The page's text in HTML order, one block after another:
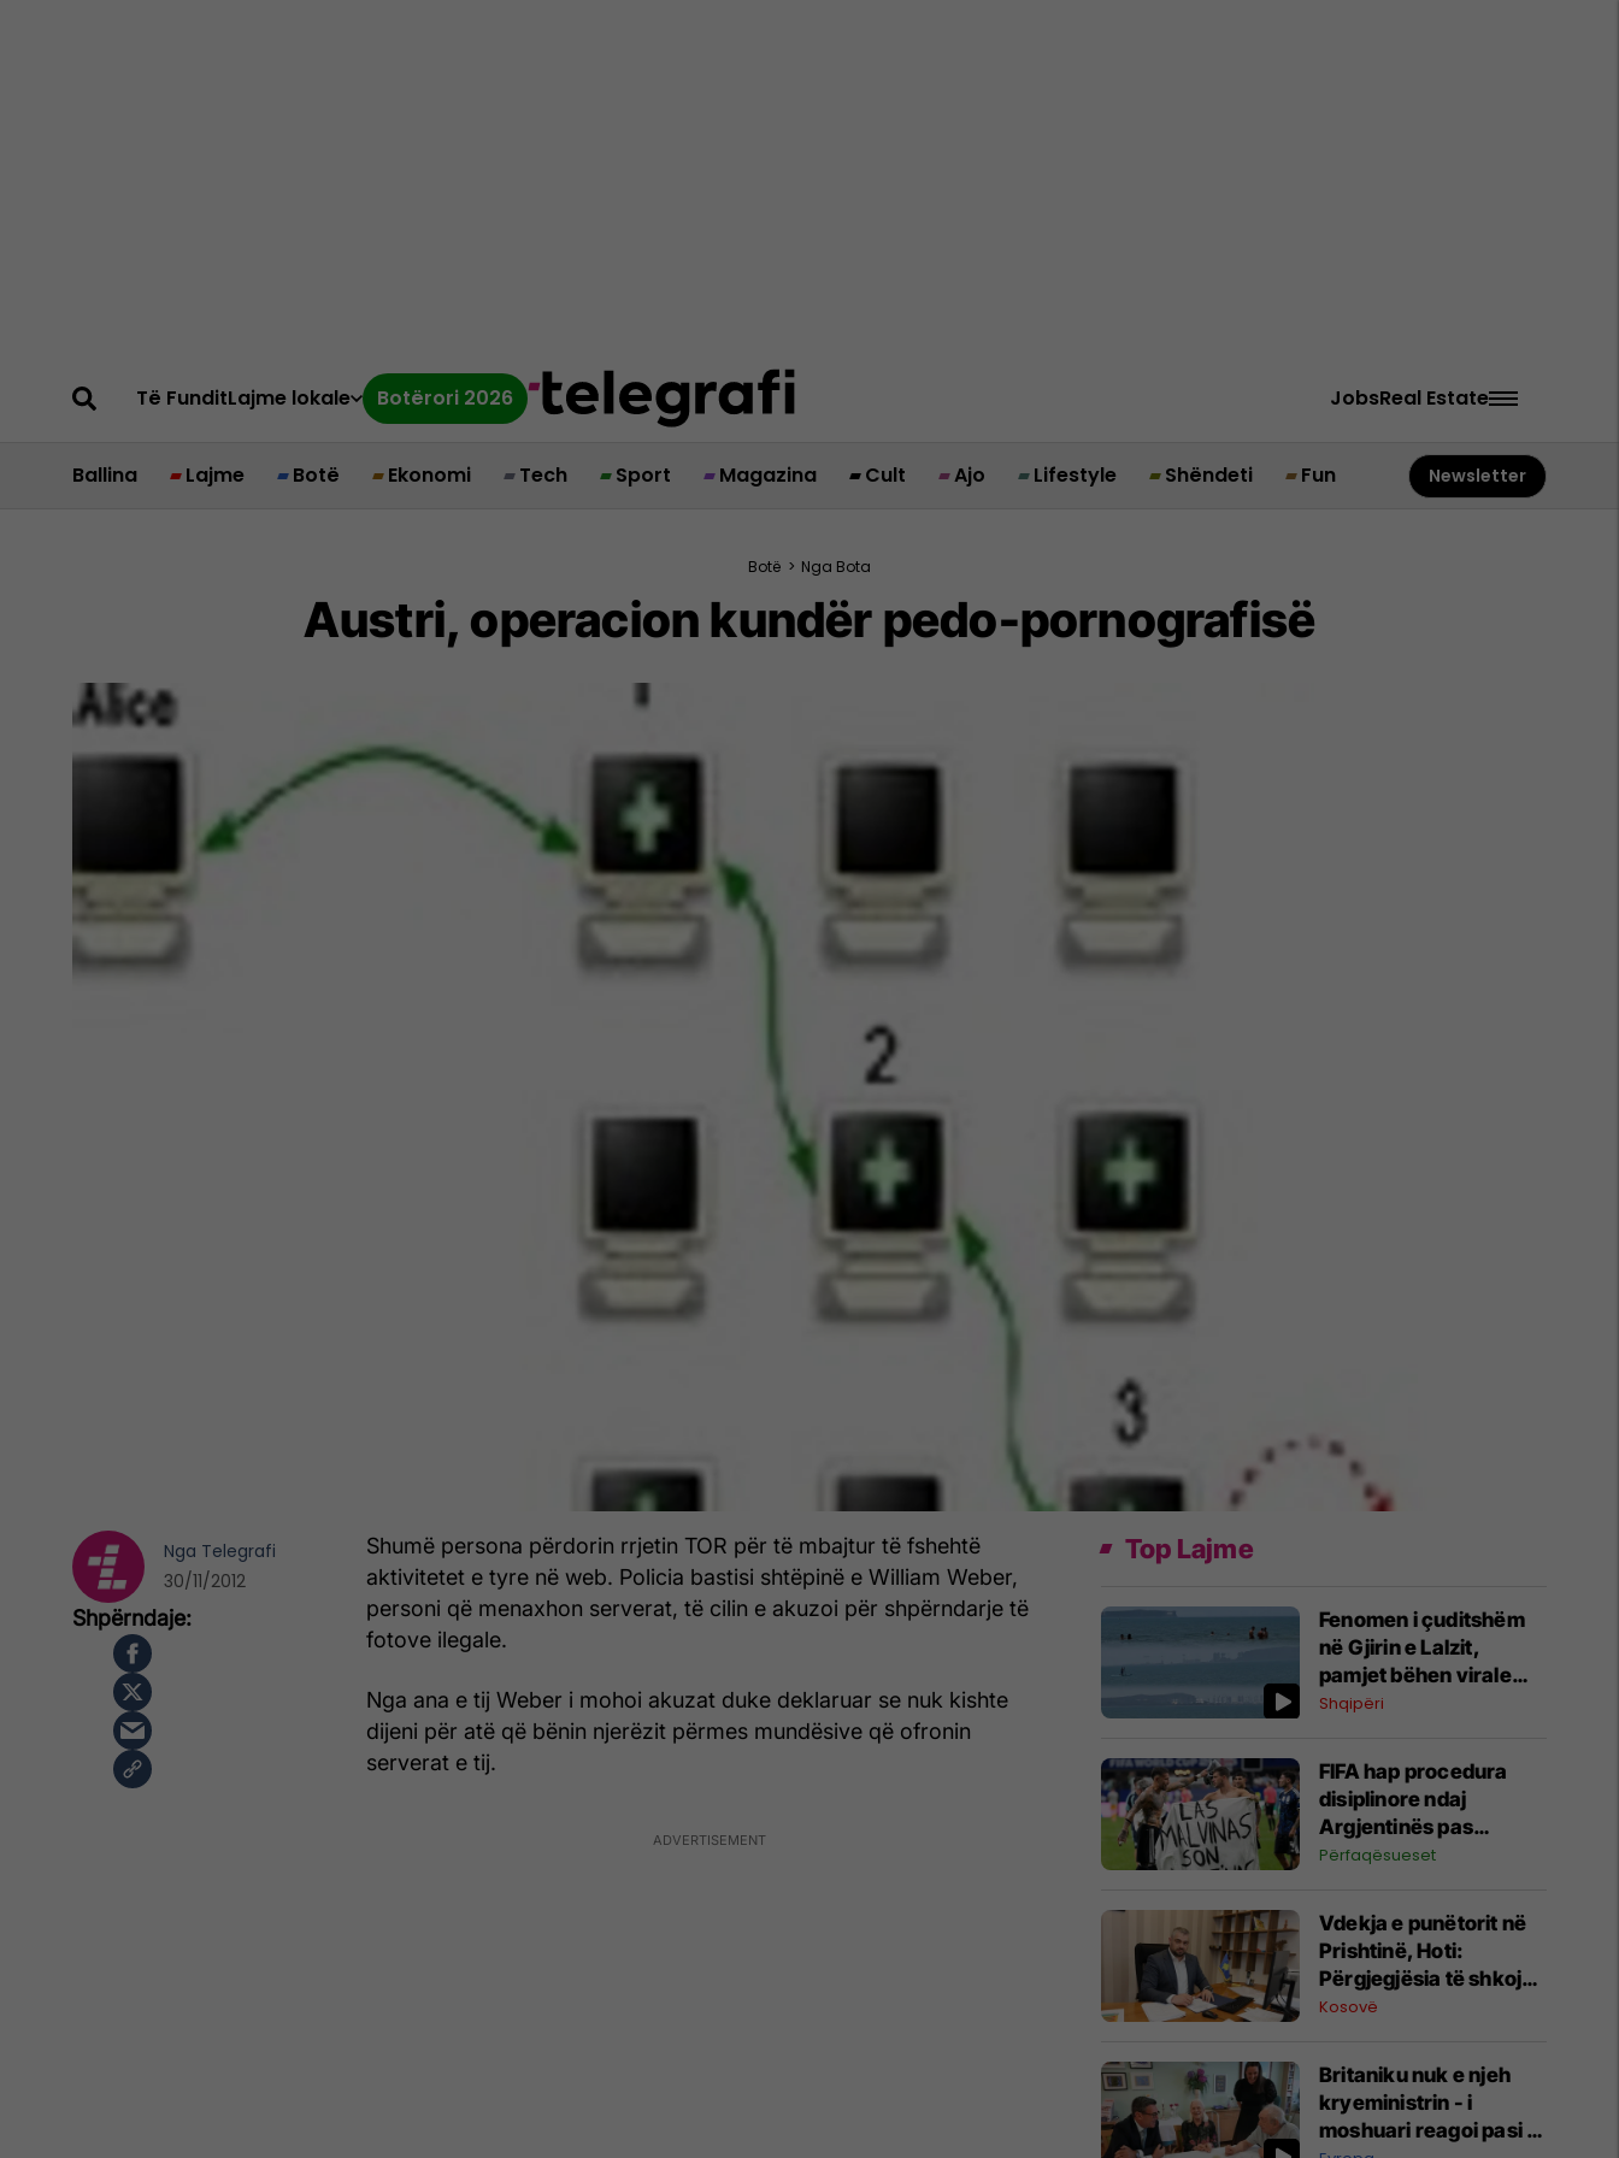
Të FunditLajme lokale Botërori 2026 JobsReal Estate
Ballina Lajme Botë Ekonomi Tech Sport Magazina Cult Ajo Lifestyle Shëndeti Fun Newsletter
Botë > Nga Bota
Austri, operacion kundër pedo-pornografisë
Shumë persona përdorin rrjetin TOR për të mbajtur të fshehtë
aktivitetet e tyre në web. Policia bastisi shtëpinë e William Weber,
personi që menaxhon serverat, të cilin e akuzoi për shpërndarje të
fotove ilegale.
Nga ana e tij Weber i mohoi akuzat duke deklaruar se nuk kishte
dijeni për atë që bënin njerëzit përmes mundësive që ofronin
serverat e tij.
Nga Telegrafi
30/11/2012
Top Lajme
Fenomen i çuditshëm
në Gjirin e Lalzit,
pamjet bëhen virale
(Video)
Shqipëri
FIFA hap procedura
disiplinore ndaj
Argjentinës pas
incidentit në Kupën e
Përfaqësueset
Vdekja e punëtorit në
Prishtinë, Hoti:
Përgjegjësia të shkojë
deri në fund, do të
dronë
Kosovë
Britaniku nuk e njeh
kryeministrin - i
moshuari reagoi pasi iu